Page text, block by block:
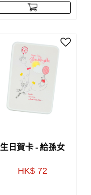
生日賀卡 - 給孫女
HK$ 72